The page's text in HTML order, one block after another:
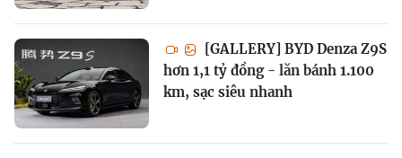
[GALLERY] BYD Denza Z9S
hơn 1,1 tỷ đồng - lăn bánh 1.100
km, sạc siêu nhanh